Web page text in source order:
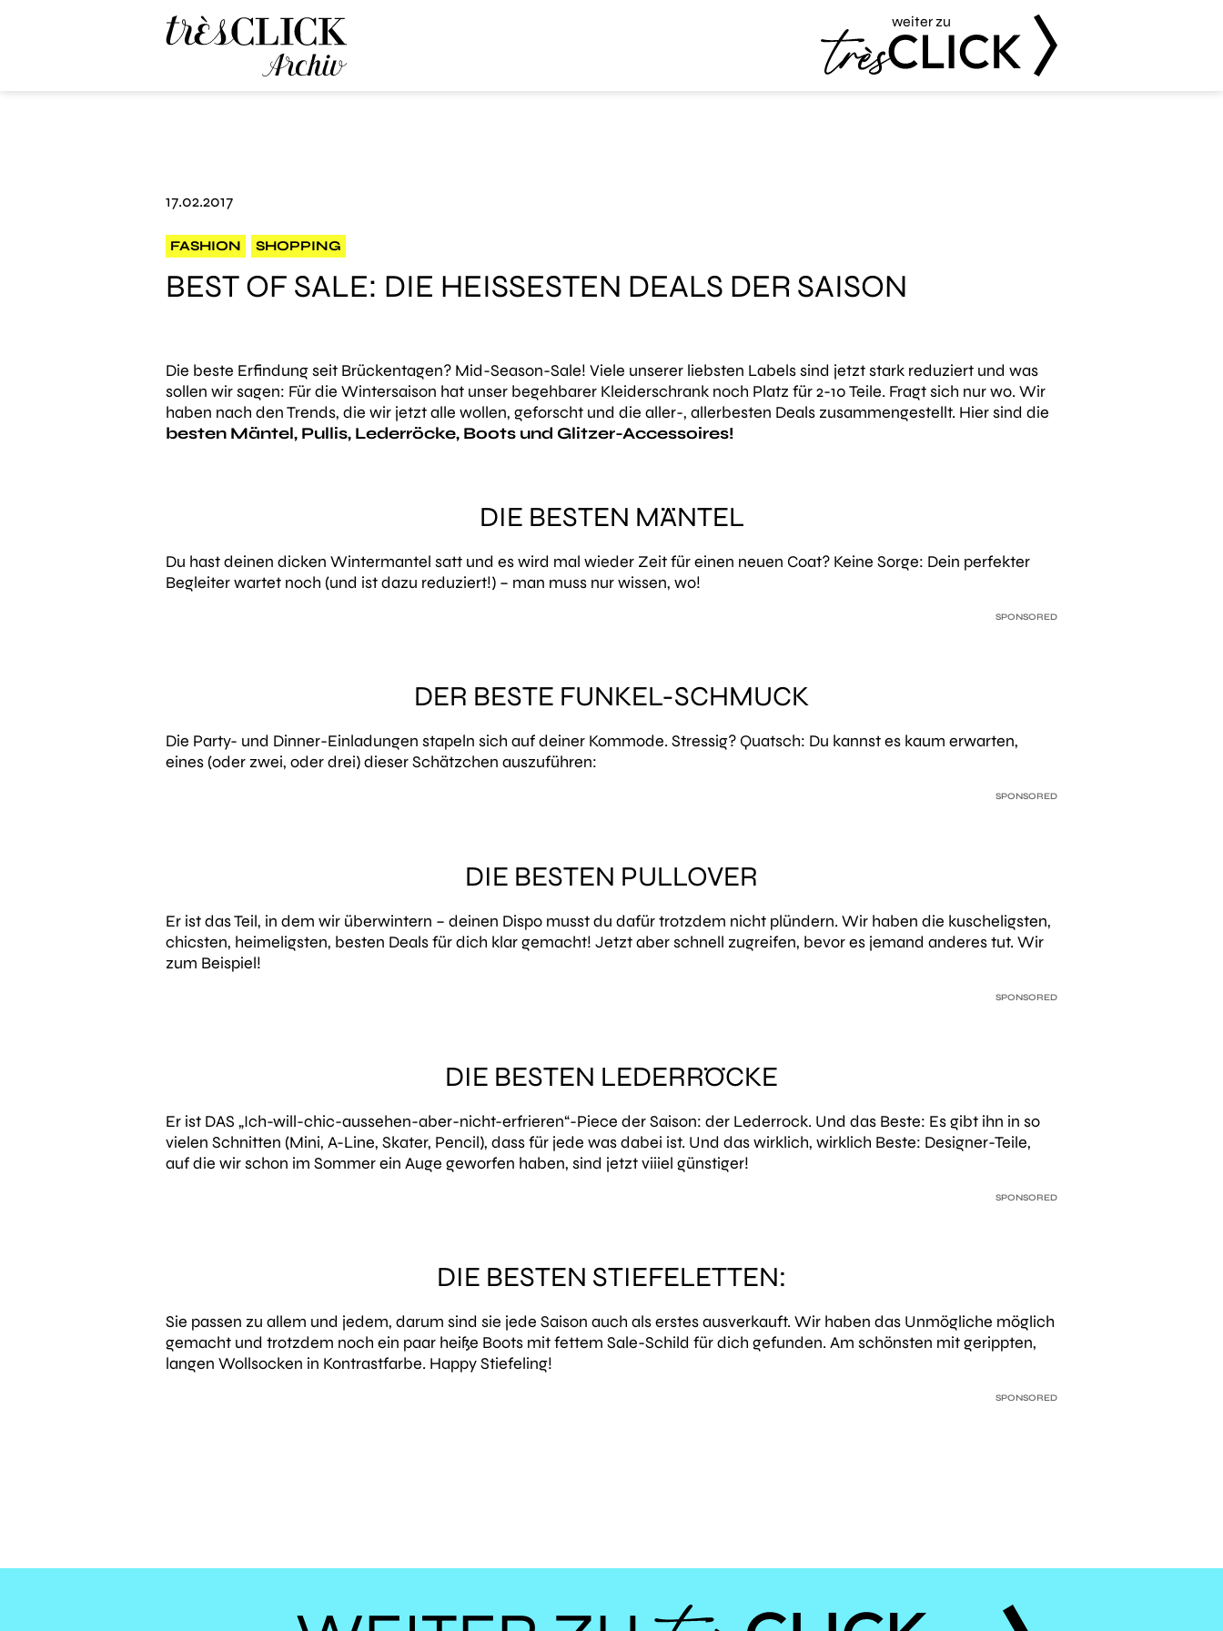
weiter zu
17.02.2017
FASHION SHOPPING
BEST OF SALE: DIE HEISSESTEN DEALS DER SAISON
Die beste Erfindung seit Brückentagen? Mid-Season-Sale! Viele unserer liebsten Labels sind jetzt stark reduziert und was
sollen wir sagen: Für die Wintersaison hat unser begehbarer Kleiderschrank noch Platz für 2-10 Teile. Fragt sich nur wo. Wir
haben nach den Trends, die wir jetzt alle wollen, geforscht und die aller-, allerbesten Deals zusammengestellt. Hier sind die
besten Mäntel, Pullis, Lederröcke, Boots und Glitzer-Accessoires!
DIE BESTEN MÄNTEL
Du hast deinen dicken Wintermantel satt und es wird mal wieder Zeit für einen neuen Coat? Keine Sorge: Dein perfekter
Begleiter wartet noch (und ist dazu reduziert!) – man muss nur wissen, wo!
SPONSORED
DER BESTE FUNKEL-SCHMUCK
Die Party- und Dinner-Einladungen stapeln sich auf deiner Kommode. Stressig? Quatsch: Du kannst es kaum erwarten,
eines (oder zwei, oder drei) dieser Schätzchen auszuführen:
SPONSORED
DIE BESTEN PULLOVER
Er ist das Teil, in dem wir überwintern – deinen Dispo musst du dafür trotzdem nicht plündern. Wir haben die kuscheligsten,
chicsten, heimeligsten, besten Deals für dich klar gemacht! Jetzt aber schnell zugreifen, bevor es jemand anderes tut. Wir
zum Beispiel!
SPONSORED
DIE BESTEN LEDERRÖCKE
Er ist DAS „Ich-will-chic-aussehen-aber-nicht-erfrieren“-Piece der Saison: der Lederrock. Und das Beste: Es gibt ihn in so
vielen Schnitten (Mini, A-Line, Skater, Pencil), dass für jede was dabei ist. Und das wirklich, wirklich Beste: Designer-Teile,
auf die wir schon im Sommer ein Auge geworfen haben, sind jetzt viiiel günstiger!
SPONSORED
DIE BESTEN STIEFELETTEN:
Sie passen zu allem und jedem, darum sind sie jede Saison auch als erstes ausverkauft. Wir haben das Unmögliche möglich
gemacht und trotzdem noch ein paar heiße Boots mit fettem Sale-Schild für dich gefunden. Am schönsten mit gerippten,
langen Wollsocken in Kontrastfarbe. Happy Stiefeling!
SPONSORED